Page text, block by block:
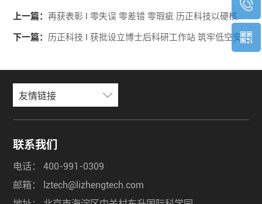
上一篇：
再获表彰 l 零失误 零差错 零瑕疵 历正科技以硬核技术铸盾低空安全
下一篇：
历正科技 l 获批设立博士后科研工作站 筑牢低空安防新质生产力根基
友情链接
联系我们
电话：
400-991-0309
邮箱：
lztech@lizhengtech.com